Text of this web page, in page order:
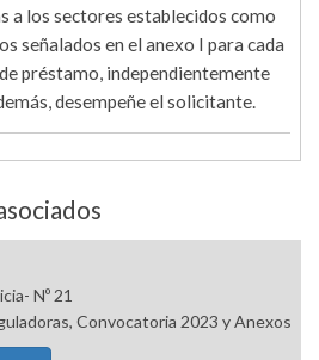
a los sectores establecidos como
señalados en el anexo I para cada
préstamo, independientemente
desempeñe el solicitante.
Nº 21
Convocatoria 2023 y Anexos